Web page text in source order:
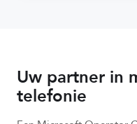
Uw partner in
telefonie